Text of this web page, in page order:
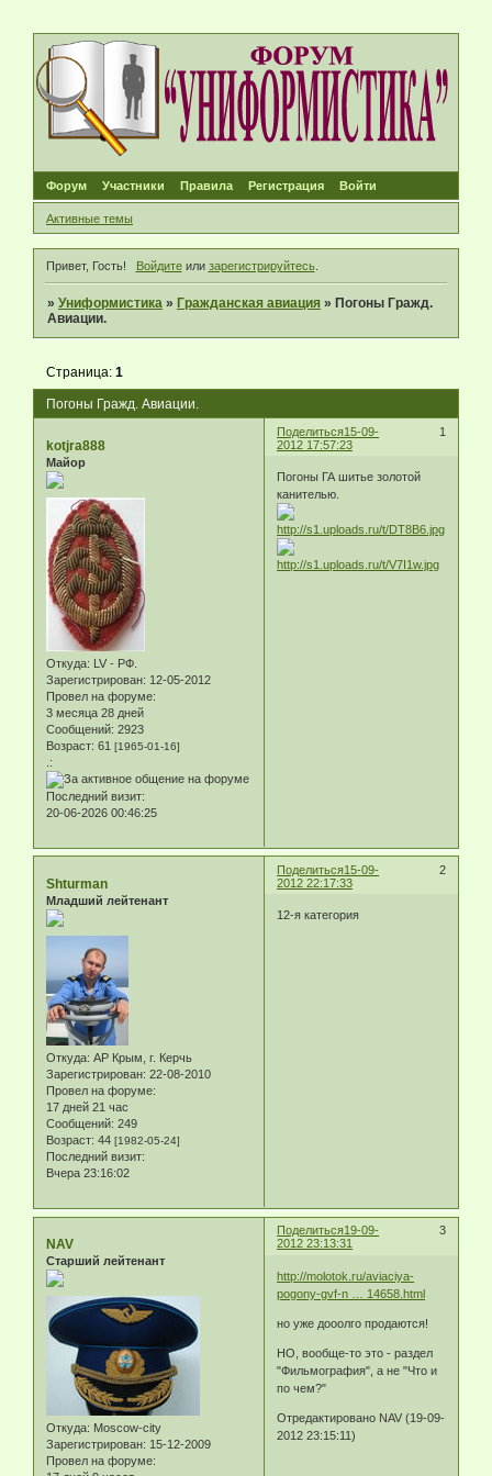
Форум Участники Правила Регистрация Войти
Активные темы
Привет, Гость! Войдитеили зарегистрируйтесь.
»Униформистика » Гражданская авиация » Погоны Гражд.
Авиации.
Погоны Гражд. Авиации.
Страница:1
Поделиться 1
15-09-
2012 17:57:23
kotjra888
Майор
Откуда: LV - РФ.
Зарегистрирован: 12-05-2012
Провел на форуме:
3 месяца 28 дней
Сообщений: 2923
Возраст: 61 [1965-01-16]
.:
Последний визит:
20-06-2026 00:46:25
Погоны ГА шитье золотой
канителью.
Поделиться 2
15-09-
2012 22:17:33
Shturman
Младший лейтенант
Откуда: АР Крым, г. Керчь
Зарегистрирован: 22-08-2010
Провел на форуме:
17 дней 21 час
Сообщений: 249
Возраст: 44 [1982-05-24]
Последний визит:
Вчера 23:16:02
12-я категория
Поделиться 3
19-09-
2012 23:13:31
NAV
Старший лейтенант
Откуда: Moscow-city
Зарегистрирован: 15-12-2009
Провел на форуме:
http://molotok.ru/aviaciya-
pogony-gvf-n … 14658.html
но уже дооолго продаются!
НО, вообще-то это - раздел
"Фильмография", а не "Что и
по чем?"
Отредактировано NAV (19-09-
2012 23:15:11)